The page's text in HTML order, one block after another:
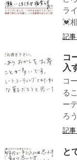
ラ
💓
記
コ
入
コ
る
ー
ろ
記
と